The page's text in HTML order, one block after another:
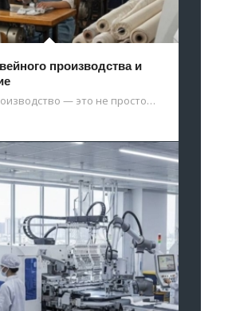
производства и
— это не просто…